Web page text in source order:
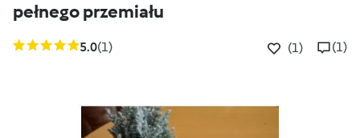
pełnego przemiału
5.0(1) (1) (1)